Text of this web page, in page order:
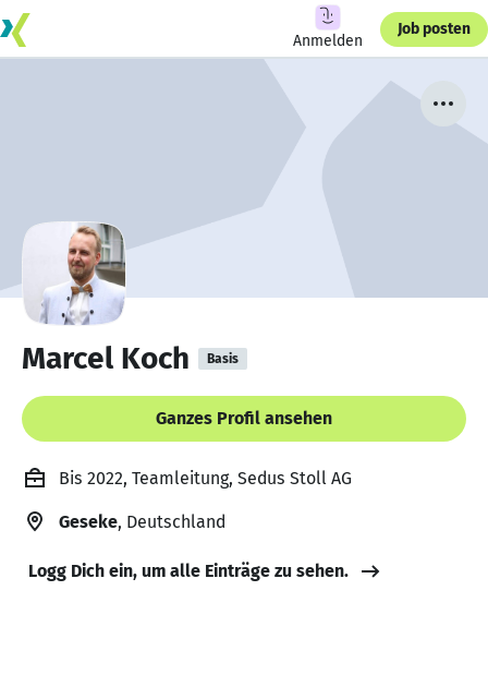
Anmelden
Job posten
Marcel Koch Basis
Ganzes Profil ansehen
Bis 2022, Teamleitung, Sedus Stoll AG
Geseke, Deutschland
Logg Dich ein, um alle Einträge zu sehen.